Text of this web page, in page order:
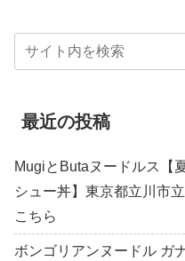
最近の投稿
MugiとButaヌードルス【
シュー丼】東京都立川市
こちら
ボンゴリアンヌードル ガ